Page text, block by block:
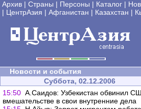
Архив | Страны | Персоны | Каталог |
| ЦентрАзия | Афганистан | Казахстан |
Новости и события
Суббота, 02.12.2006
15:50 А.Саидов: Узбекистан обвинил
вмешательстве в свои внутренние дела